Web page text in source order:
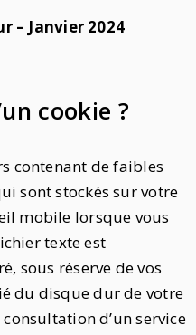
– Janvier 2024
cookie ?
contenant de faibles
sont stockés sur votre
mobile lorsque vous
texte est
sous réserve de vos
du disque dur de votre
d’un service